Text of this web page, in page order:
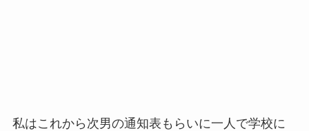
私はこれから次男の通知表もらいに一人で学校に